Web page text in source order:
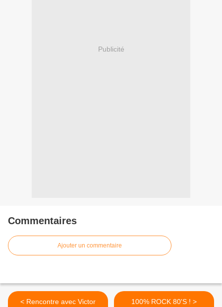
Publicité
Commentaires
Ajouter un commentaire
< Rencontre avec Victor
100% ROCK 80'S ! >